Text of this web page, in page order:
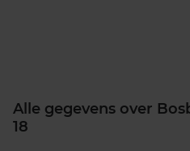
Alle gegevens over
18